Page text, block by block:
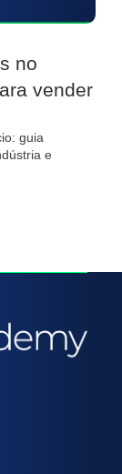
no
vender
guia
e